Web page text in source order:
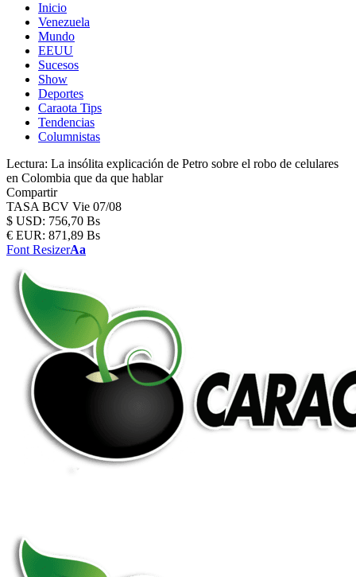
Inicio
Venezuela
Mundo
EEUU
Sucesos
Show
Deportes
Caraota Tips
Tendencias
Columnistas
Lectura: La insólita explicación de Petro sobre el robo de celulares
en Colombia que da que hablar
Compartir
TASA BCV Vie 07/08
$ USD: 756,70 Bs
€ EUR: 871,89 Bs
Font ResizerAa